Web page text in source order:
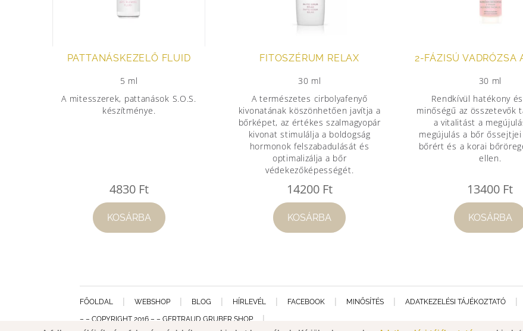
PATTANÁSKEZELŐ FLUID
5 ml
A mitesszerek, pattanások S.O.S.
készítménye.
4830 Ft
KOSÁRBA
FITOSZÉRUM RELAX
30 ml
A természetes cirbolyafenyő
kivonatának köszönhetően javítja a
bőrképet, az értékes szalmagyopár
kivonat stimulálja a boldogság
hormonok felszabadulását és
optimalizálja a bőr
védekezőképességét.
14200 Ft
KOSÁRBA
2-FÁZISÚ VADRÓZSA
30 ml
Rendkívül hatékony
minőségű az összetevők
a vitalitást a
megújulás a bőr
bőrért és a korai
ellen.
13400 Ft
KOSÁRBA
FŐOLDAL WEBSHOP BLOG HÍRLEVÉL FACEBOOK MINŐSÍTÉS ADATKEZELÉSI TÁJÉKOZTATÓ
– – COPYRIGHT 2016 – – GERTRAUD GRUBER SHOP